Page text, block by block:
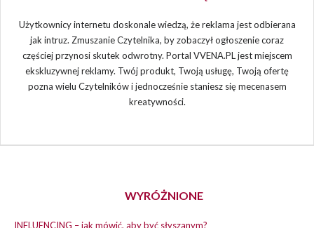
Użytkownicy internetu doskonale wiedzą, że reklama jest odbierana
jak intruz. Zmuszanie Czytelnika, by zobaczył ogłoszenie coraz
częściej przynosi skutek odwrotny. Portal VVENA.PL jest miejscem
ekskluzywnej reklamy. Twój produkt, Twoją usługę, Twoją ofertę
pozna wielu Czytelników i jednocześnie staniesz się mecenasem
kreatywności.
WYRÓŻNIONE
INFLUENCING – jak mówić, aby być słyszanym?